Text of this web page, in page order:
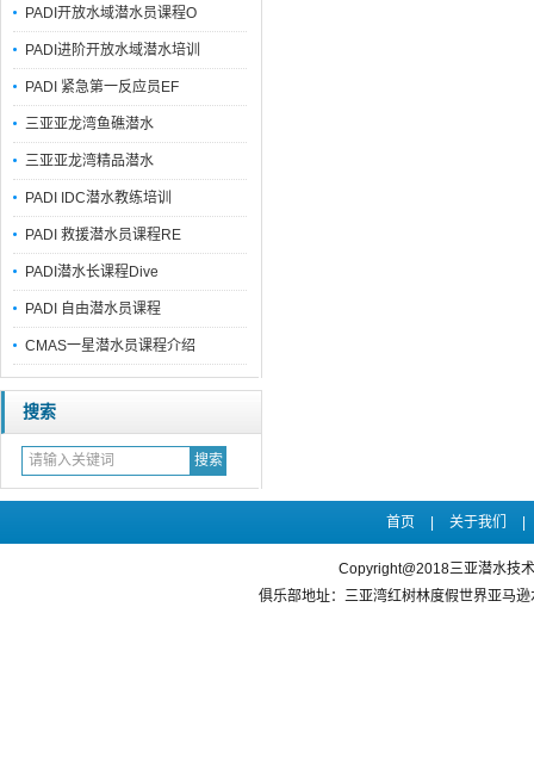
PADI开放水域潜水员课程O
PADI进阶开放水域潜水培训
PADI 紧急第一反应员EF
三亚亚龙湾鱼礁潜水
三亚亚龙湾精品潜水
PADI IDC潜水教练培训
PADI 救援潜水员课程RE
PADI潜水长课程Dive
PADI 自由潜水员课程
CMAS一星潜水员课程介绍
搜索
首页 关于我们
Copyright@2018三亚潜水技
俱乐部地址：三亚湾红树林度假世界亚马